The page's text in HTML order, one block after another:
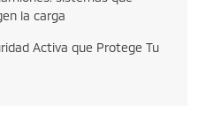
la carga
Activa que Protege Tu